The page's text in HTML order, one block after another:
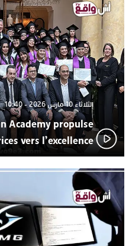
17:27اتحاد المقاولات الإعلامية
الإعلامي سعيد بلفقير في دورة
الثلاثاء 10 مارس 2026 - 10:40
Academy propulse
vers l’excellence